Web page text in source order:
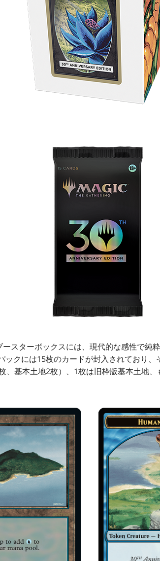
ースターボックスには、現代的な感性で純
ックには15枚のカードが封入されており
、基本土地2枚）、1枚は旧枠版基本土地